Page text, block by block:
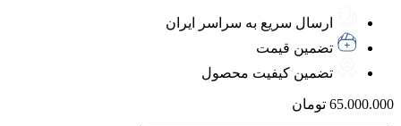
ارسال سریع به سراسر ایران
تضمین قیمت
تضمین کیفیت محصول
65.000.000 تومان